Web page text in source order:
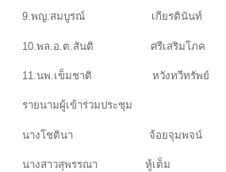
9.พญ.สมบูรณ์ เกียรตินันท์ กร
10.พล.อ.ต.สันติ ศรีเสริมโภค
11.นพ.เข็มชาติ หวังทวีทรั
รายนามผู้เข้าร่วมประชุม
นางโชตินา จ้อยจุมพจน์ เ
นางสาวสุพรรณา หู้เต็ม เ